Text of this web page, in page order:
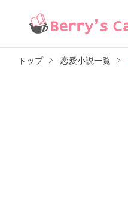
トップ 恋愛小説一覧